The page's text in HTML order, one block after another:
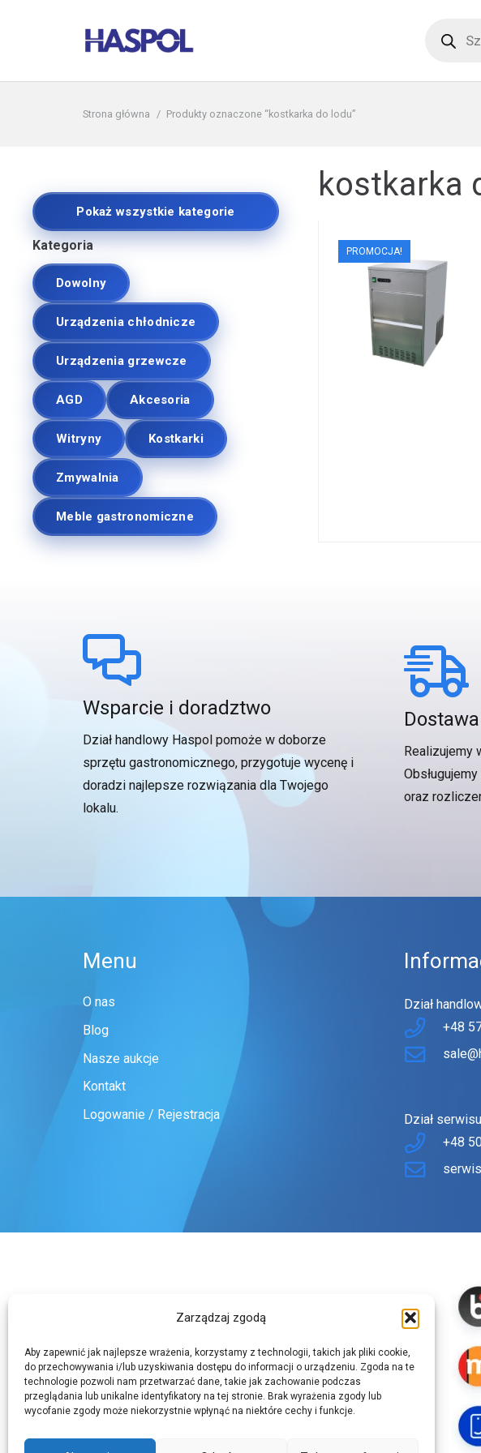
Zarządzaj zgodą
Aby zapewnić jak najlepsze wrażenia, korzystamy z technologii, takich jak pliki cookie,
do przechowywania i/lub uzyskiwania dostępu do informacji o urządzeniu. Zgoda na te
technologie pozwoli nam przetwarzać dane, takie jak zachowanie podczas
przeglądania lub unikalne identyfikatory na tej stronie. Brak wyrażenia zgody lub
wycofanie zgody może niekorzystnie wpłynąć na niektóre cechy i funkcje.
Strona główna / Produkty oznaczone “kostkarka do lodu”
Pokaż wszystkie kategorie
Kategoria
Dowolny
Urządzenia chłodnicze
Urządzenia grzewcze
AGD Akcesoria
Witryny Kostkarki
Zmywalnia
Meble gastronomiczne
kostkarka
PROMOCJA!
Wsparcie i doradztwo
Dział handlowy Haspol pomoże w doborze
sprzętu gastronomicznego, przygotuje wycenę i
doradzi najlepsze rozwiązania dla Twojego
lokalu.
Realizujemy
oraz
Menu
O nas
Blog
Nasze aukcje
Kontakt
Logowanie / Rejestracja
Dział
+48
Dział serwisu
+48